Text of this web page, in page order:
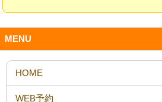
MENU
HOME
WEB予約